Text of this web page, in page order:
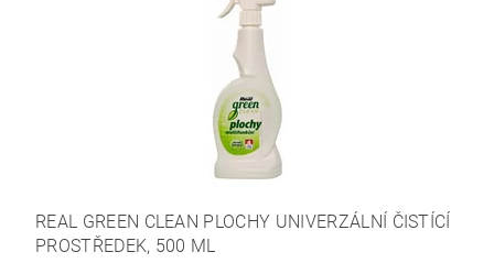
REAL GREEN CLEAN PLOCHY UNIVERZÁLNÍ ČISTÍCÍ
PROSTŘEDEK, 500 ML